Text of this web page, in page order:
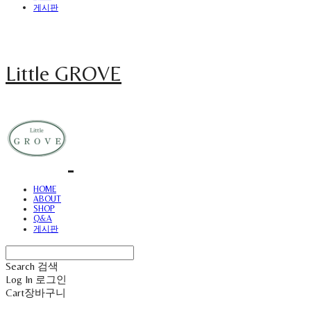
게시판
Little GROVE
HOME
ABOUT
SHOP
Q&A
게시판
Search 검색
Log In 로그인
Cart장바구니